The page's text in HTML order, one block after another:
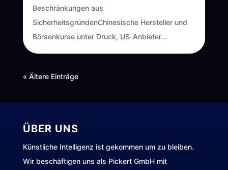
Beschränkungen aus
SicherheitsgründenChinesische Hersteller und
Börsenkurse unter Druck, US‑Anbieter...
« Ältere Einträge
ÜBER UNS
Künstliche Intelligenz ist gekommen um zu bleiben.
Wir beschäftigen uns als Pickert GmbH mit